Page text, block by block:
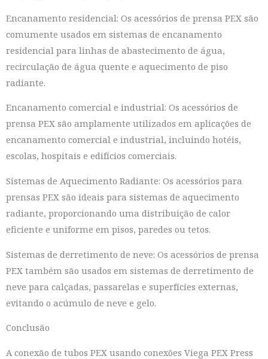
Encanamento residencial: Os acessórios de prensa PEX são
comumente usados em sistemas de encanamento
residencial para linhas de abastecimento de água,
recirculação de água quente e aquecimento de piso
radiante.
Encanamento comercial e industrial: Os acessórios de
prensa PEX são amplamente utilizados em aplicações de
encanamento comercial e industrial, incluindo hotéis,
escolas, hospitais e edifícios comerciais.
Sistemas de Aquecimento Radiante: Os acessórios para
prensas PEX são ideais para sistemas de aquecimento
radiante, proporcionando uma distribuição de calor
eficiente e uniforme em pisos, paredes ou tetos.
Sistemas de derretimento de neve: Os acessórios de prensa
PEX também são usados em sistemas de derretimento de
neve para calçadas, passarelas e superfícies externas,
evitando o acúmulo de neve e gelo.
Conclusão
A conexão de tubos PEX usando conexões Viega PEX Press